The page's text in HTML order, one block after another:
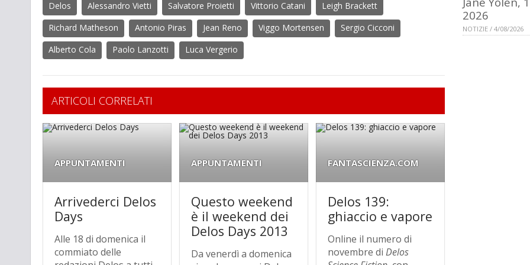
Delos
Alessandro Vietti Salvatore Proietti Vittorio Catani
Leigh Brackett
Richard Matheson
Antonio Piras Jean Reno Viggo Mortensen
Sergio Cicconi
Alberto Cola
Paolo Lanzotti Luca Vergerio
ARTICOLI CORRELATI
APPUNTAMENTI
Arrivederci Delos
Days
Alle 18 di domenica il
commiato delle
APPUNTAMENTI
Questo weekend
è il weekend dei
Delos Days 2013
Da venerdì a domenica
FANTASCIENZA.COM
Delos 139:
ghiaccio e vapore
Online il numero di
novembre diDelos
2026
NOTIZIE / 4/08/2026